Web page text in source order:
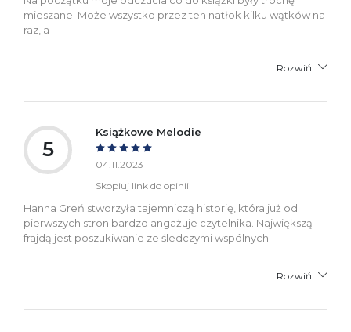
mieszane. Może wszystko przez ten natłok kilku wątków na
raz, a
Rozwiń
5
Książkowe Melodie
04.11.2023
Skopiuj link do opinii
Hanna Greń stworzyła tajemniczą historię, która już od
pierwszych stron bardzo angażuje czytelnika. Największą
frajdą jest poszukiwanie ze śledczymi wspólnych
Rozwiń